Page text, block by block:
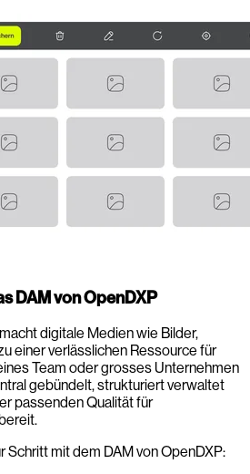
DAM von OpenDXP
digitale Medien wie Bilder,
einer verlässlichen Ressource für
Team oder grosses Unternehmen
gebündelt, strukturiert verwaltet
passenden Qualität für
Schritt mit dem DAM von OpenDXP: